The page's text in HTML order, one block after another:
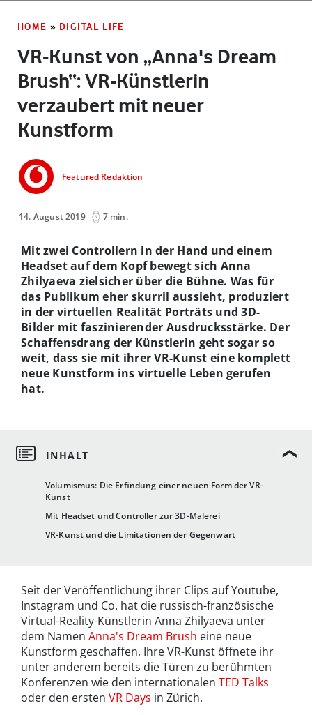
HOME » DIGITAL LIFE
VR-Kunst von „Anna's Dream
Brush“: VR-Künstlerin
verzaubert mit neuer
Kunstform
Featured Redaktion
14. August 2019 7 min.
Volumismus: Die Erfindung einer neuen Form der VR-
Kunst
Mit Headset und Controller zur 3D-Malerei
VR-Kunst und die Limitationen der Gegenwart
Mit zwei Controllern in der Hand und einem
Headset auf dem Kopf bewegt sich Anna
Zhilyaeva zielsicher über die Bühne. Was für
das Publikum eher skurril aussieht, produziert
in der virtuellen Realität Porträts und 3D-
Bilder mit faszinierender Ausdrucksstärke. Der
Schaffensdrang der Künstlerin geht sogar so
weit, dass sie mit ihrer VR-Kunst eine komplett
neue Kunstform ins virtuelle Leben gerufen
hat.
Seit der Veröffentlichung ihrer Clips auf Youtube,
Instagram und Co. hat die russisch-französische
Virtual-Reality-Künstlerin Anna Zhilyaeva unter
dem Namen Anna's Dream Brush eine neue
Kunstform geschaffen. Ihre VR-Kunst öffnete ihr
unter anderem bereits die Türen zu berühmten
Konferenzen wie den internationalen TED Talks
oder den ersten VR Days in Zürich.